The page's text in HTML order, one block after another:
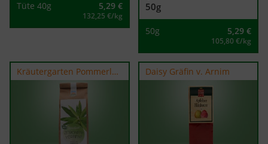
Tüte 40g 5,29 €
132,25 €/kg
50g
50g 5,29 €
105,80 €/kg
Kräutergarten Pommerland Daisy Gräfin v. Arnim